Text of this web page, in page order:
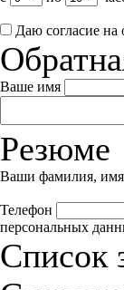
Даю согласие
Ваше имя
Резюме
Ваши фамилия, имя
Телефон
персональных
Список